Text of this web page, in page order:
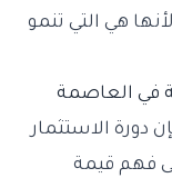
هي التي تنمو
في العاصمة
دورة الاستثمار
فهم قيمة